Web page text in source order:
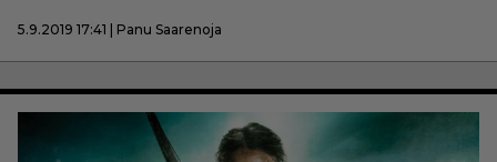
5.9.2019 17:41 | Panu Saarenoja